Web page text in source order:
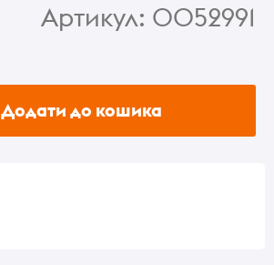
Артикул: 0052991
Додати до кошика